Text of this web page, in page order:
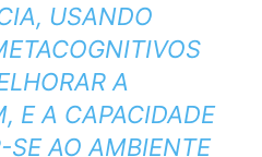
USANDO
A
E A CAPACIDADE
SE AO AMBIENTE